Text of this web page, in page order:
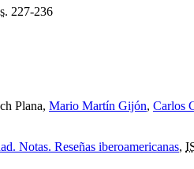
227-236
Plana, Mario Martín Gijón, Carlos
Notas. Reseñas iberoamericanas,